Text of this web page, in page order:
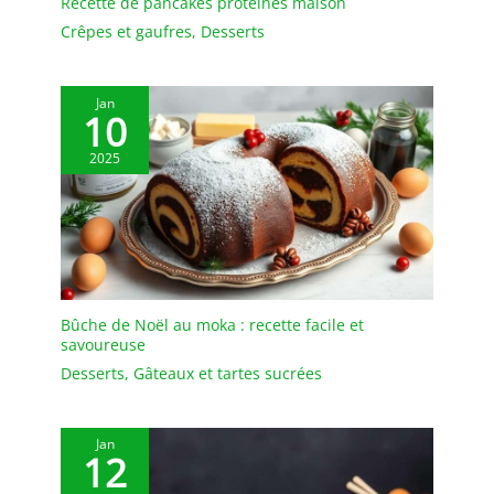
Pratique et élégant pour
number cakes et letter
cakes, présenter un
gâteau décoré pour
Halloween
ou une
délicieux Galette des Rois
.
DIMENSIONS ET
POLYVALENCE ⇢ Avec ses
dimensions 40 x 30 x 0,1
cm (épaisseur de 1 mm),
ce plateau rectangulaire
est parfait pour des
grande taille, desserts en
biscuits
ou gâteaux à
conçu pour sublimer vos
Crêpes et gaufres, Desserts
Jan
10
2025
Bûche de Noël au moka : recette facile et
savoureuse
Desserts, Gâteaux et tartes sucrées
Jan
12